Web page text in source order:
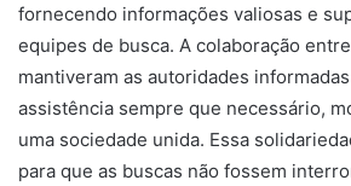
fornecendo informações valiosas e
equipes de busca. A colaboração
mantiveram as autoridades
assistência sempre que necessário,
uma sociedade unida. Essa
para que as buscas não fossem